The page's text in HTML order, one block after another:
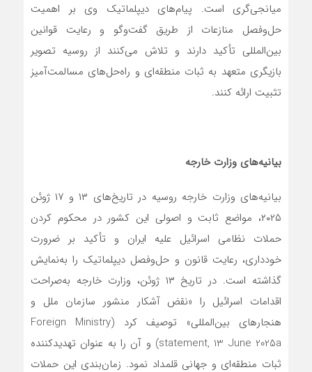
میانجی‌گری است. پیام‌های دیپلماتیک وی بر اهمیت
حل‌وفصل منازعات از طریق گفت‌وگو و رعایت قوانین
بین‌المللی تأکید دارند و تلاش می‌کنند از روسیه تصویر
بازیگری متعهد به ثبات منطقه‌ای و راه‌حل‌های مسالمت‌آمیز
تثبیت ارائه کنند.
بیانیه‌های وزارت خارجه
بیانیه‌های وزارت خارجه روسیه در تاریخ‌های ۱۳ و ۱۷ ژوئن
۲۰۲۵، مواضع ثابت و اصولی این کشور در محکوم کردن
حملات نظامی اسرائیل علیه ایران و تأکید بر ضرورت
خودداری، رعایت قانون و حل‌وفصل دیپلماتیک را به‌نمایش
گذاشته است. در تاریخ ۱۳ ژوئن، وزارت خارجه به‌صراحت
اقدامات اسرائیل را «نقض آشکار منشور سازمان ملل و
هنجارهای بین‌المللی» توصیف کرد (Foreign Ministry
statement, 13 June 2025a) و آن را به عنوان تهدیدکننده
ثبات منطقه‌ای و جهانی قلمداد نمود. زمان‌بندی این حملات